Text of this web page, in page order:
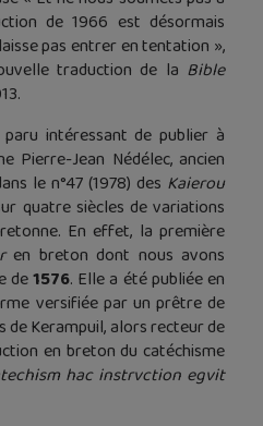
de 1966 est désormais
pas entrer en tentation »,
traduction de la Bible
intéressant de publier à
Pierre-Jean Nédélec, ancien
le n°47 (1978) des Kaierou
quatre siècles de variations
En effet, la première
en breton dont nous avons
de1576. Elle a été publiée en
versifiée par un prêtre de
de Kerampuil, alors recteur de
en breton du catéchisme
hac instrvction egvit